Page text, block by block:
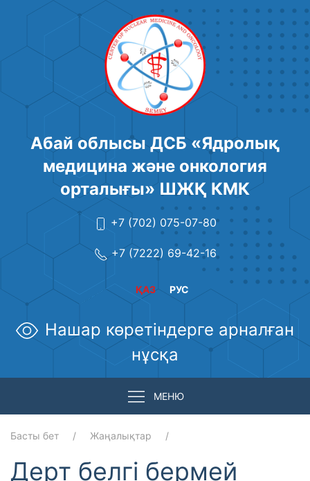
Абай облысы ДСБ «Ядролық
медицина және онкология
орталығы» ШЖҚ КМК
+7 (702) 075-07-80
+7 (7222) 69-42-16
РУС
ҚАЗ
Нашар көретіндерге арналған
нұсқа
МЕНЮ
Басты бет Жаңалықтар
Дерт белгі бермей